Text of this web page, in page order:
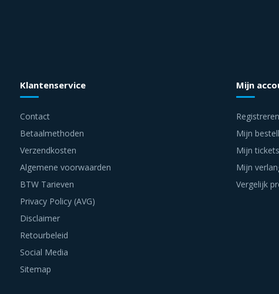
Klantenservice
Contact
Betaalmethoden
Verzendkosten
Algemene voorwaarden
BTW Tarieven
Privacy Policy (AVG)
Disclaimer
Retourbeleid
Social Media
Sitemap
Mijn
Registreren
Mijn
Mijn tickets
Mijn
Vergelijk